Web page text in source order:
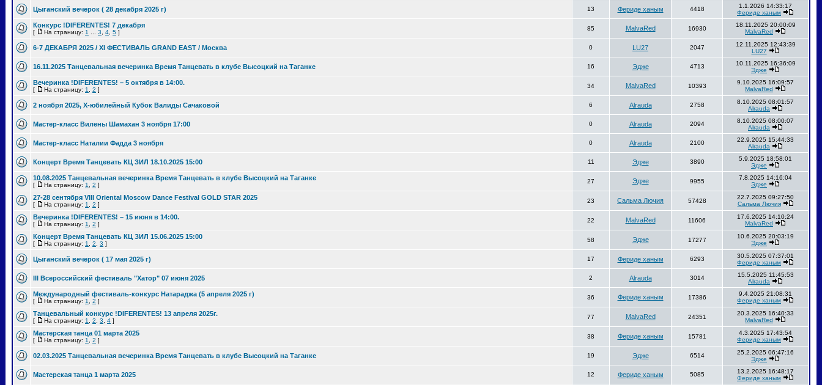
Цыганский вечерок ( 28 декабря 2025 г) 13 Фериде ханым 4418
1.1.2026 14:33:17
Фериде ханым
Конкурс !DIFERENTES! 7 декабря
[ На страницу: 1 3 4 5 ]
85 MalvaRed 16930
18.11.2025 20:00:09
MalvaRed
6-7 ДЕКАБРЯ 2025 / XI ФЕСТИВАЛЬ GRAND EAST / Москва 0 LU27 2047
12.11.2025 12:43:39
LU27
16.11.2025 Танцевальная вечеринка Время Танцевать в клубе Высоцкий на Таганке 16 Эдже 4713
10.11.2025 16:36:09
Эдже
Вечеринка !DIFERENTES! – 5 октября в 14:00.
[ На страницу: 1 2 ]
34 MalvaRed 10393
9.10.2025 16:09:57
MalvaRed
2 ноября 2025, Х-юбилейный Кубок Валиды Сачаковой 6 Alrauda 2758
8.10.2025 08:01:57
Alrauda
Мастер-класс Вилены Шамахан 3 ноября 17:00 0 Alrauda 2094
8.10.2025 08:00:07
Alrauda
Мастер-класс Наталии Фадда 3 ноября 0 Alrauda 2100
22.9.2025 15:44:33
Alrauda
Концерт Время Танцевать КЦ ЗИЛ 18.10.2025 15:00 11 Эдже 3890
5.9.2025 18:58:01
Эдже
10.08.2025 Танцевальная вечеринка Время Танцевать в клубе Высоцкий на Таганке
[ На страницу: 1 2 ]
27 Эдже 9955
7.8.2025 14:16:04
Эдже
27-28 сентября VIII Oriental Moscow Dance Festival GOLD STAR 2025
[ На страницу: 1 2 ]
23 Сальма Лючия 57428
22.7.2025 09:27:50
Сальма Лючия
Вечеринка !DIFERENTES! – 15 июня в 14:00.
[ На страницу: 1 2 ]
22 MalvaRed 11606
17.6.2025 14:10:24
MalvaRed
Концерт Время Танцевать КЦ ЗИЛ 15.06.2025 15:00
[ На страницу: 1 2 3 ]
58 Эдже 17277
10.6.2025 20:03:19
Эдже
Цыганский вечерок ( 17 мая 2025 г) 17 Фериде ханым 6293
30.5.2025 07:37:01
Фериде ханым
III Всероссийский фестиваль "Хатор" 07 июня 2025 2 Alrauda 3014
15.5.2025 11:45:53
Alrauda
Международный фестиваль-конкурс Натараджа (5 апреля 2025 г)
[ На страницу: 1 2 ]
36 Фериде ханым 17386
9.4.2025 21:08:31
Фериде ханым
Танцевальный конкурс !DIFERENTES! 13 апреля 2025г.
[ На страницу: 1 2 3 4 ]
77 MalvaRed 24351
20.3.2025 16:40:33
MalvaRed
Мастерская танца 01 марта 2025
[ На страницу: 1 2 ]
38 Фериде ханым 15781
4.3.2025 17:43:54
Фериде ханым
02.03.2025 Танцевальная вечеринка Время Танцевать в клубе Высоцкий на Таганке 19 Эдже 6514
25.2.2025 06:47:16
Эдже
Мастерская танца 1 марта 2025 12 Фериде ханым 5085
13.2.2025 16:48:17
Фериде ханым